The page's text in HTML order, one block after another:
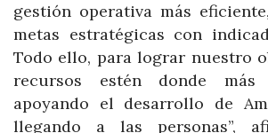
gestión operativa más
metas estratégicas con
Todo ello, para lograr nuestro
recursos estén donde más
apoyando el desarrollo de
llegando a las personas”,